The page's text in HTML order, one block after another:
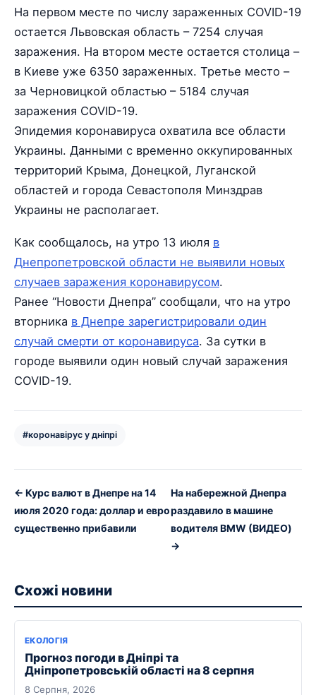
На первом месте по числу зараженных COVID-19
остается Львовская область – 7254 случая
заражения. На втором месте остается столица –
в Киеве уже 6350 зараженных. Третье место –
за Черновицкой областью – 5184 случая
заражения COVID-19.
Эпидемия коронавируса охватила все области
Украины. Данными с временно оккупированных
территорий Крыма, Донецкой, Луганской
областей и города Севастополя Минздрав
Украины не располагает.
Как сообщалось, на утро 13 июля в
Днепропетровской области не выявили новых
случаев заражения коронавирусом.
Ранее “Новости Днепра” сообщали, что на утро
вторника в Днепре зарегистрировали один
случай смерти от коронавируса. За сутки в
городе выявили один новый случай заражения
COVID-19.
#коронавірус у дніпрі
← Курс валют в Днепре на 14
июля 2020 года: доллар и евро
существенно прибавили
На набережной Днепра
раздавило в машине
водителя BMW (ВИДЕО)
→
Схожі новини
ЕКОЛОГІЯ
Прогноз погоди в Дніпрі та
Дніпропетровській області на 8 серпня
8 Серпня, 2026